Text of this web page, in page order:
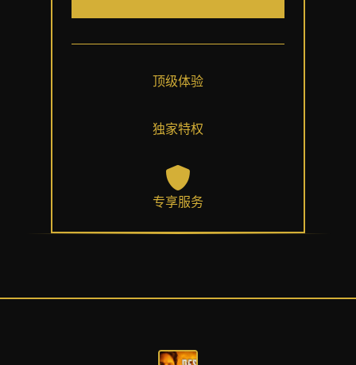
顶级体验
独家特权
专享服务